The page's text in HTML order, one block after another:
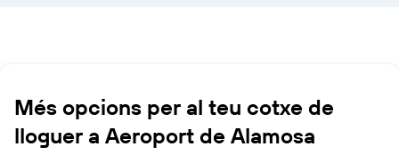
Més opcions per al teu cotxe de
lloguer a Aeroport de Alamosa